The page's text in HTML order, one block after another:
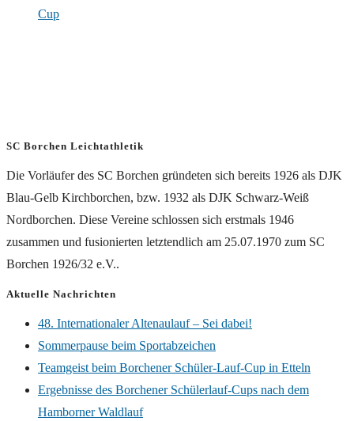
Cup
SC Borchen Leichtathletik
Die Vorläufer des SC Borchen gründeten sich bereits 1926 als DJK
Blau-Gelb Kirchborchen, bzw. 1932 als DJK Schwarz-Weiß
Nordborchen. Diese Vereine schlossen sich erstmals 1946
zusammen und fusionierten letztendlich am 25.07.1970 zum SC
Borchen 1926/32 e.V..
Aktuelle Nachrichten
48. Internationaler Altenaulauf – Sei dabei!
Sommerpause beim Sportabzeichen
Teamgeist beim Borchener Schüler-Lauf-Cup in Etteln
Ergebnisse des Borchener Schülerlauf-Cups nach dem
Hamborner Waldlauf